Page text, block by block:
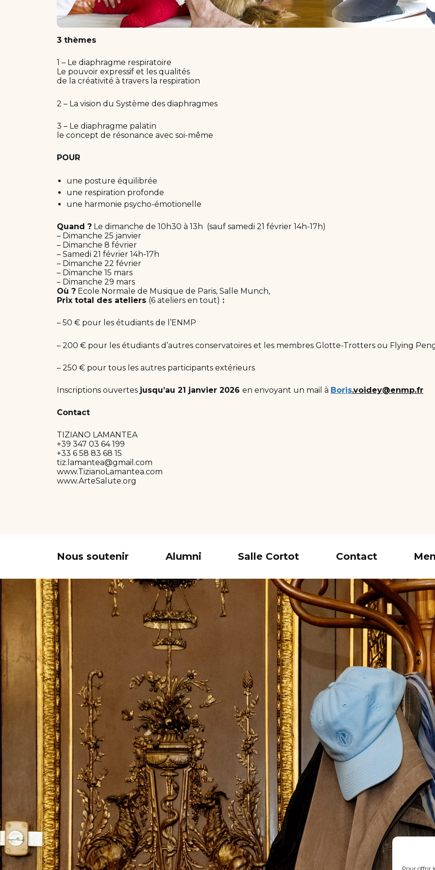
Pour offrir
3 thèmes
1 – Le diaphragme respiratoire
Le pouvoir expressif et les qualités
de la créativité à travers la respiration
2 – La vision du Système des diaphragmes
3 – Le diaphragme palatin
le concept de résonance avec soi-même
POUR
une posture équilibrée
une respiration profonde
une harmonie psycho-émotionelle
Quand ? Le dimanche de 10h30 à 13h (sauf samedi 21 février 14h-17h)
– Dimanche 25 janvier
– Dimanche 8 février
– Samedi 21 février 14h-17h
– Dimanche 22 février
– Dimanche 15 mars
– Dimanche 29 mars
Où ? Ecole Normale de Musique de Paris, Salle Munch,
Prix total des ateliers (6 ateliers en tout) :
– 50 € pour les étudiants de l’ENMP
– 200 € pour les étudiants d’autres conservatoires et les membres Glotte-Trotters ou Flying
– 250 € pour tous les autres participants extérieurs
Inscriptions ouvertes jusqu’au 21 janvier 2026 en envoyant un mail à Boris.voidey@enmp.fr
Contact
TIZIANO LAMANTEA
+39 347 03 64 199
+33 6 58 83 68 15
tiz.lamantea@gmail.com
www.TizianoLamantea.com
www.ArteSalute.org
Nous soutenir Alumni Salle Cortot Contact